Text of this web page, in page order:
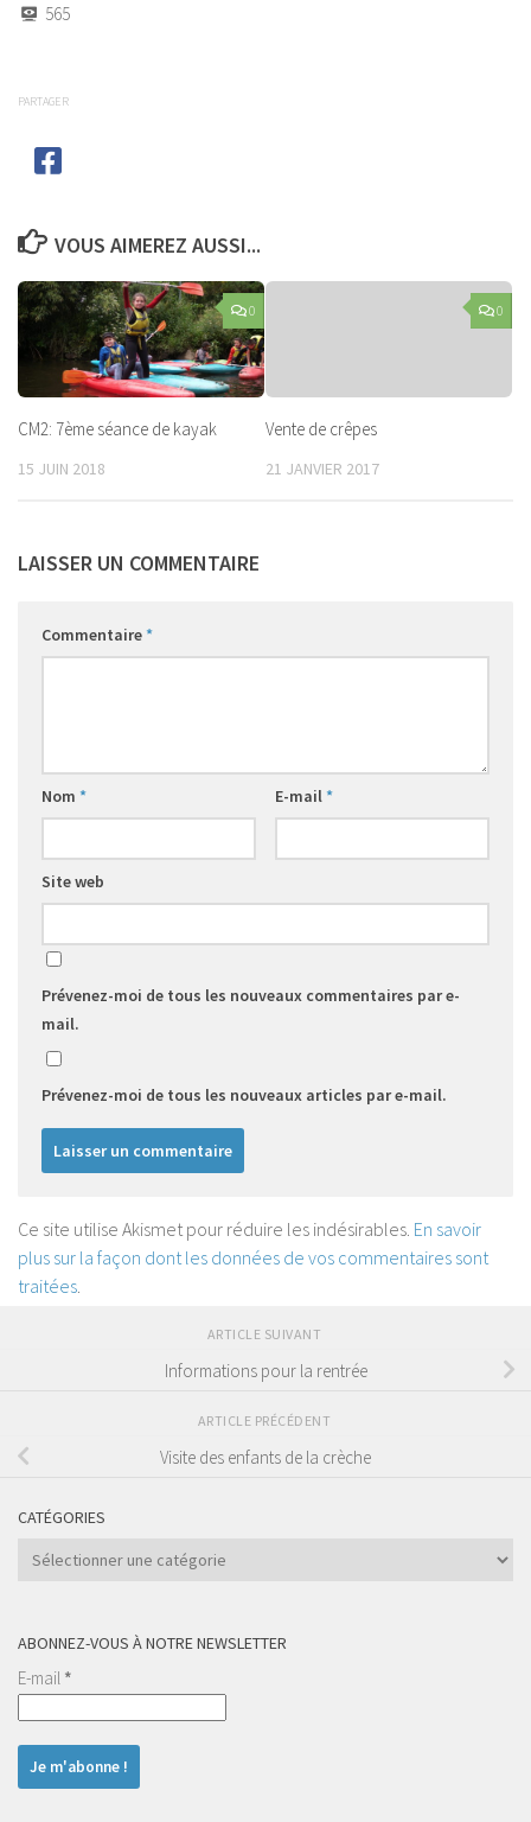
565
PARTAGER
VOUS AIMEREZ AUSSI...
0
CM2: 7ème séance de kayak
15 JUIN 2018
0
Vente de crêpes
21 JANVIER 2017
LAISSER UN COMMENTAIRE
Commentaire*
Nom * E-mail*
Site web
Prévenez-moi de tous les nouveaux commentaires par e-
mail.
Prévenez-moi de tous les nouveaux articles par e-mail.
Ce site utilise Akismet pour réduire les indésirables. En savoir
plus sur la façon dont les données de vos commentaires sont
traitées
ARTICLE SUIVANT
Informations pour la rentrée
ARTICLE PRÉCÉDENT
Visite des enfants de la crèche
CATÉGORIES
Catégories
ABONNEZ-VOUS À NOTRE NEWSLETTER
E-mail *